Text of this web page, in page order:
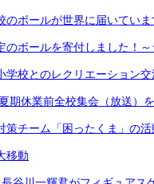
のボールが世界に届いていま
のボールを寄付しました！～
学校とのレクリエーション交
期休業前全校集会（放送）
策チーム「困ったくま」の活
移動